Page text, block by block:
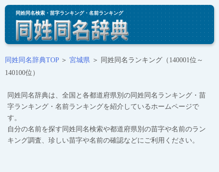
同姓同名検索・苗字ランキング・名前ランキング
同姓同名辞典TOP＞ 宮城県 ＞ 同姓同名ランキング（140001位～
140100位）
同姓同名辞典は、全国と各都道府県別の同姓同名ランキング・苗
字ランキング・名前ランキングを紹介しているホームページで
す。
自分の名前を探す同姓同名検索や都道府県別の苗字や名前のラン
キング調査、珍しい苗字や名前の確認などにご利用ください。